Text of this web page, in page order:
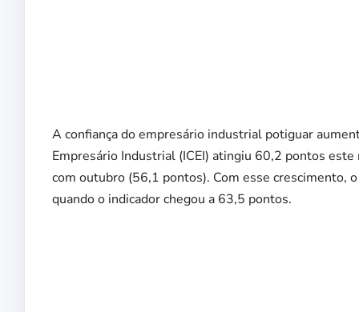
A confiança do empresário industrial potiguar
Empresário Industrial (ICEI) atingiu 60,2 pontos
com outubro (56,1 pontos). Com esse crescimento,
quando o indicador chegou a 63,5 pontos.